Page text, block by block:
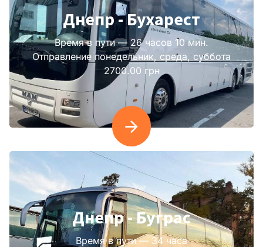
Днепр - Бухарест
Время в пути — 26 часов 10 мин.
Отправление понедельник, среда, суббота
2700.00 грн
Днепр - Буграс
Время в пути — 34 часа